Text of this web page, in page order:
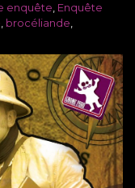
enquête, Enquête
, brocéliande,